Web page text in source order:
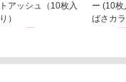
トアッシュ（10枚入
り）
ー (10
ばさカ